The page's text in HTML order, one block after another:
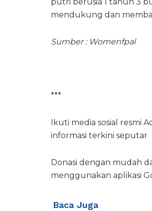
putri berusia 1 tahun 3
mendukung dan
Sumber : Womenfpal
***
Ikuti media sosial resmi
informasi terkini
Donasi dengan mudah
menggunakan aplikasi
Baca Juga